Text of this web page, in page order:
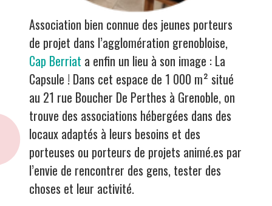
Association bien connue des jeunes porteurs
de projet dans l’agglomération grenobloise,
Cap Berriat a enfin un lieu à son image : La
Capsule ! Dans cet espace de 1 000 m² situé
au 21 rue Boucher De Perthes à Grenoble, on
trouve des associations hébergées dans des
locaux adaptés à leurs besoins et des
porteuses ou porteurs de projets animé.es par
l’envie de rencontrer des gens, tester des
choses et leur activité.